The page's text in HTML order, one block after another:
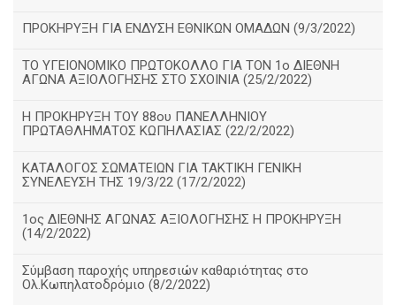
ΠΡΟΚΗΡΥΞΗ ΓΙΑ ΕΝΔΥΣΗ ΕΘΝΙΚΩΝ ΟΜΑΔΩΝ (9/3/2022)
ΤΟ ΥΓΕΙΟΝΟΜΙΚΟ ΠΡΩΤΟΚΟΛΛΟ ΓΙΑ ΤΟΝ 1ο ΔΙΕΘΝΗ
ΑΓΩΝΑ ΑΞΙΟΛΟΓΗΣΗΣ ΣΤΟ ΣΧΟΙΝΙΑ (25/2/2022)
Η ΠΡΟΚΗΡΥΞΗ ΤΟΥ 88ου ΠΑΝΕΛΛΗΝΙΟΥ
ΠΡΩΤΑΘΛΗΜΑΤΟΣ ΚΩΠΗΛΑΣΙΑΣ (22/2/2022)
ΚΑΤΑΛΟΓΟΣ ΣΩΜΑΤΕΙΩΝ ΓΙΑ ΤΑΚΤΙΚΗ ΓΕΝΙΚΗ
ΣΥΝΕΛΕΥΣΗ ΤΗΣ 19/3/22 (17/2/2022)
1ος ΔΙΕΘΝΗΣ ΑΓΩΝΑΣ ΑΞΙΟΛΟΓΗΣΗΣ Η ΠΡΟΚΗΡΥΞΗ
(14/2/2022)
Σύμβαση παροχής υπηρεσιών καθαριότητας στο
Ολ.Κωπηλατοδρόμιο (8/2/2022)